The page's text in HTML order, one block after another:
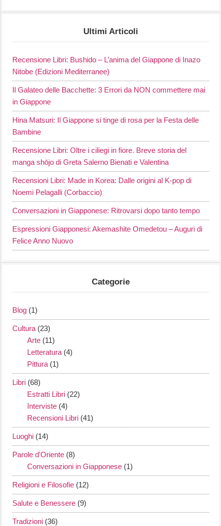
Ultimi Articoli
Recensione Libri: Bushido – L’anima del Giappone di Inazo
Nitobe (Edizioni Mediterranee)
Il Galateo delle Bacchette: 3 Errori da NON commettere mai
in Giappone
Hina Matsuri: Il Giappone si tinge di rosa per la Festa delle
Bambine
Recensione Libri: Oltre i ciliegi in fiore. Breve storia del
manga shōjo di Greta Salerno Bienati e Valentina
Recensioni Libri: Made in Korea: Dalle origini al K-pop di
Noemi Pelagalli (Corbaccio)
Conversazioni in Giapponese: Ritrovarsi dopo tanto tempo
Espressioni Giapponesi: Akemashite Omedetou – Auguri di
Felice Anno Nuovo
Categorie
Blog (1)
Cultura (23)
Arte (11)
Letteratura (4)
Pittura (1)
Libri (68)
Estratti Libri (22)
Interviste (4)
Recensioni Libri (41)
Luoghi (14)
Parole d'Oriente (8)
Conversazioni in Giapponese (1)
Religioni e Filosofie (12)
Salute e Benessere (9)
Tradizioni (36)